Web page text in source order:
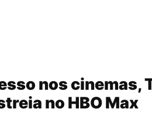
nos cinemas,
no HBO Max